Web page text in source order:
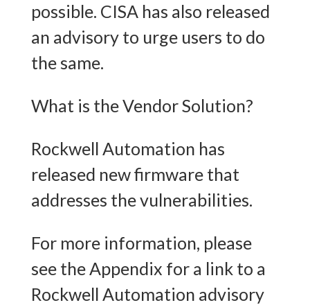
possible. CISA has also released
an advisory to urge users to do
the same.
What is the Vendor Solution?
Rockwell Automation has
released new firmware that
addresses the vulnerabilities.
For more information, please
see the Appendix for a link to a
Rockwell Automation advisory